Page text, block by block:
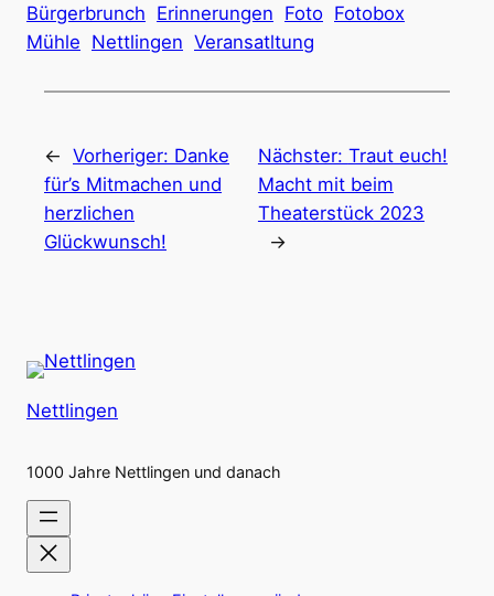
Bürgerbrunch Erinnerungen Foto Fotobox
Mühle Nettlingen Veransatltung
← Vorheriger: Danke
für’s Mitmachen und
herzlichen
Glückwunsch!
Nächster: Traut euch!
Macht mit beim
Theaterstück 2023
→
Nettlingen
1000 Jahre Nettlingen und danach